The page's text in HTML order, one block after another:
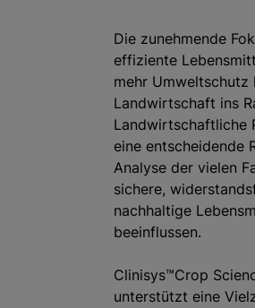
Die zunehmende
effiziente
mehr Umweltschutz
Landwirtschaft ins
Landwirtschaftliche
eine entscheidende
Analyse der vielen
sichere,
nachhaltige
beeinflussen.
Clinisys™Crop
unterstützt eine